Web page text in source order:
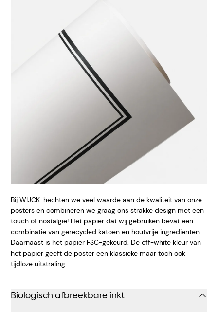
Bij WIJCK. hechten we veel waarde aan de kwaliteit van onze
posters en combineren we graag ons strakke design met een
touch of nostalgie! Het papier dat wij gebruiken bevat een
combinatie van gerecycled katoen en houtvrije ingrediënten.
Daarnaast is het papier FSC-gekeurd. De off-white kleur van
het papier geeft de poster een klassieke maar toch ook
tijdloze uitstraling.
Biologisch afbreekbare inkt